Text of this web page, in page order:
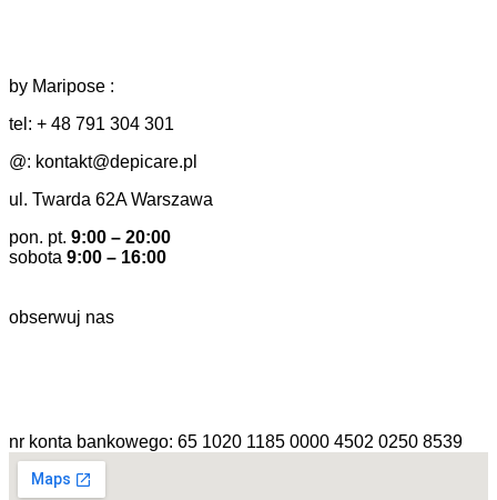
by Maripose :
tel: + 48 791 304 301
@: kontakt@depicare.pl
ul. Twarda 62A Warszawa
pon. pt. 9:00 – 20:00
sobota 9:00 – 16:00
obserwuj nas
nr konta bankowego: 65 1020 1185 0000 4502 0250 8539